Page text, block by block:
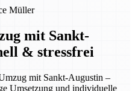
Müller
mit Sankt-
& stressfrei
mit Sankt-Augustin –
Umsetzung und individuelle